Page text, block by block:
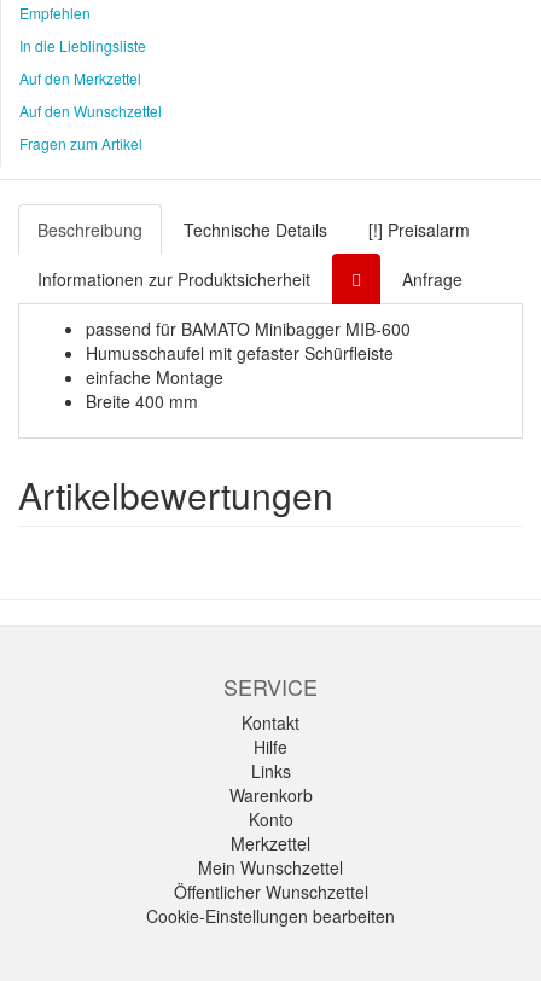
Empfehlen
In die Lieblingsliste
Auf den Merkzettel
Auf den Wunschzettel
Fragen zum Artikel
Beschreibung Technische Details [!] Preisalarm
Informationen zur Produktsicherheit Anfrage
passend für BAMATO Minibagger MIB-600
Humusschaufel mit gefaster Schürfleiste
einfache Montage
Breite 400 mm
Artikelbewertungen
SERVICE
Kontakt
Hilfe
Links
Warenkorb
Konto
Merkzettel
Mein Wunschzettel
Öffentlicher Wunschzettel
Cookie-Einstellungen bearbeiten